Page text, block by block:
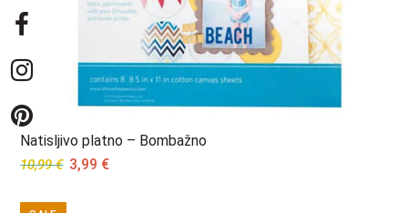
Natisljivo platno – Bombažno
10,99€ Original
was:
3,99 €Current